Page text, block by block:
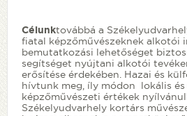
Célunktovábbá a
fiatal képzőművészeknek alkotói
bemutatkozási lehetőséget
segítséget nyújtani alkotói
erősítése érdekében. Hazai és
hívtunk meg, íly módon lokális és
képzőművészeti értékek
Székelyudvarhely kortárs